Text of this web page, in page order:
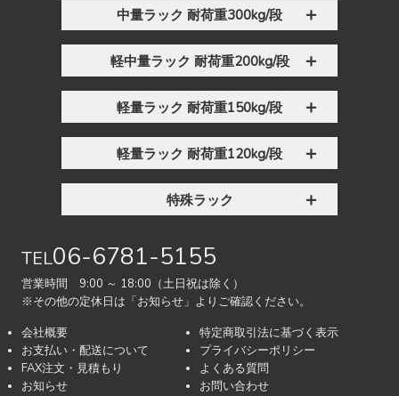
中量ラック 耐荷重300kg/段
軽中量ラック 耐荷重200kg/段
軽量ラック 耐荷重150kg/段
軽量ラック 耐荷重120kg/段
特殊ラック
TEL06-6781-5155
営業時間 9:00 ～ 18:00（土日祝は除く）
※その他の定休日は「お知らせ」よりご確認ください。
会社概要
お支払い・配送について
FAX注文・見積もり
お知らせ
特定商取引法に基づく表示
プライバシーポリシー
よくある質問
お問い合わせ